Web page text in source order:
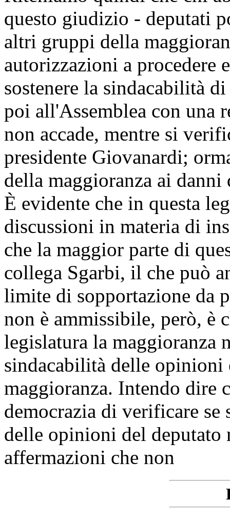
questo giudizio - deputati
altri gruppi della
autorizzazioni a procedere
sostenere la sindacabilità
poi all'Assemblea con una
non accade, mentre si
presidente Giovanardi;
della maggioranza ai
È evidente che in questa
discussioni in materia di
che la maggior parte di
collega Sgarbi, il che può
limite di sopportazione da
non è ammissibile, però, è
legislatura la maggioranza
sindacabilità delle opinioni
maggioranza. Intendo dire
democrazia di verificare
delle opinioni del deputato
affermazioni che non